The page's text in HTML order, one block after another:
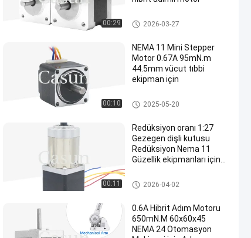
00:29 NEMA 14 Step Motor
2026-03-27
00:10
NEMA 11 Mini Stepper
Motor 0.67A 95mN.m
44.5mm vücut tıbbi
ekipman için
nema 11 step motor
2025-05-20
00:11
Redüksiyon oranı 1:27
Gezegen dişli kutusu
Redüksiyon Nema 11
Güzellik ekipmanları için
NEMA 11 Dişli Step Motor
2026-04-02
0.6A Hibrit Adım Motoru
650mN.M 60x60x45
NEMA 24 Otomasyon